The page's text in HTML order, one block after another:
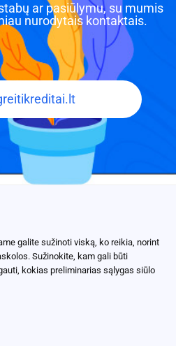
ar pasiūlymu, su mumis
nurodytais kontaktais.
galite sužinoti viską, ko reikia, norint
Sužinokite, kam gali būti
kokias preliminarias sąlygas siūlo